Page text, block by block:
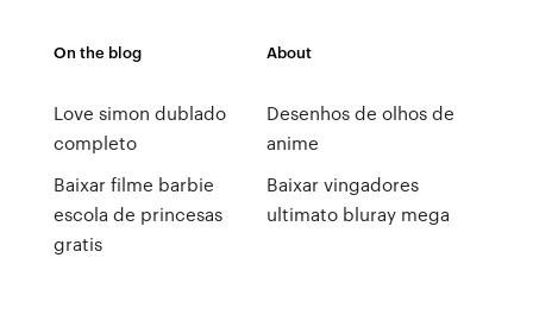
On the blog
Love simon dublado
completo
Baixar filme barbie
escola de princesas
gratis
About
Desenhos de olhos de
anime
Baixar vingadores
ultimato bluray mega